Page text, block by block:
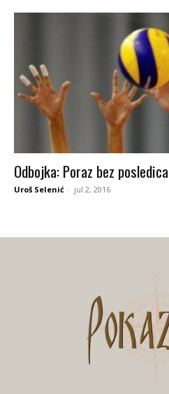
Odbojka: Poraz bez posledica
Uroš Selenić - jul 2, 2016